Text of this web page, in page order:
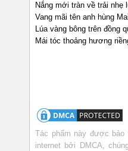
Nắng mới tràn về trải nhẹ
Vang mãi tên anh hùng
Lúa vàng bông trên đồng
Mái tóc thoảng hương
Tác phẩm này được bảo
internet bởi DMCA,